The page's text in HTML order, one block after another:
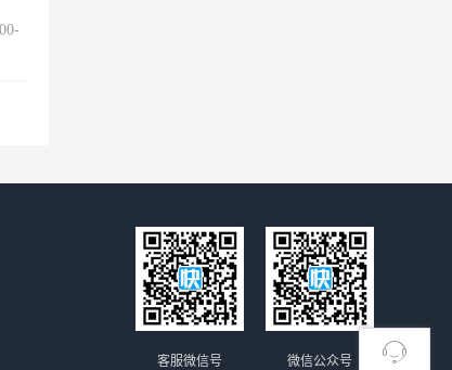
微信公众号
客服微信号